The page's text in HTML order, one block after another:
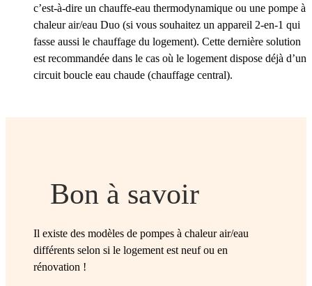
c’est-à-dire un chauffe-eau thermodynamique ou une pompe à
chaleur air/eau Duo (si vous souhaitez un appareil 2-en-1 qui
fasse aussi le chauffage du logement). Cette dernière solution
est recommandée dans le cas où le logement dispose déjà d’un
circuit boucle eau chaude (chauffage central).
Bon à savoir
Il existe des modèles de pompes à chaleur air/eau
différents selon si le logement est neuf ou en
rénovation !